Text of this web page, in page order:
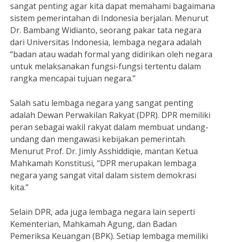
sangat penting agar kita dapat memahami bagaimana
sistem pemerintahan di Indonesia berjalan. Menurut
Dr. Bambang Widianto, seorang pakar tata negara
dari Universitas Indonesia, lembaga negara adalah
“badan atau wadah formal yang didirikan oleh negara
untuk melaksanakan fungsi-fungsi tertentu dalam
rangka mencapai tujuan negara.”
Salah satu lembaga negara yang sangat penting
adalah Dewan Perwakilan Rakyat (DPR). DPR memiliki
peran sebagai wakil rakyat dalam membuat undang-
undang dan mengawasi kebijakan pemerintah.
Menurut Prof. Dr. Jimly Asshiddiqie, mantan Ketua
Mahkamah Konstitusi, “DPR merupakan lembaga
negara yang sangat vital dalam sistem demokrasi
kita.”
Selain DPR, ada juga lembaga negara lain seperti
Kementerian, Mahkamah Agung, dan Badan
Pemeriksa Keuangan (BPK). Setiap lembaga memiliki